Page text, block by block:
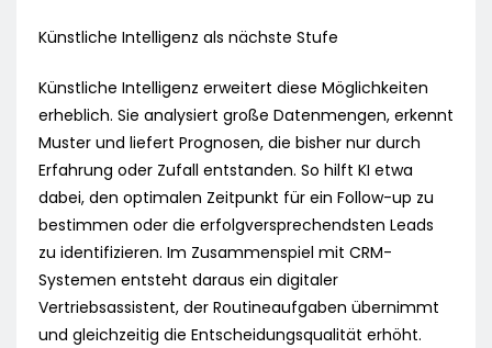
Künstliche Intelligenz als nächste Stufe
Künstliche Intelligenz erweitert diese Möglichkeiten
erheblich. Sie analysiert große Datenmengen, erkennt
Muster und liefert Prognosen, die bisher nur durch
Erfahrung oder Zufall entstanden. So hilft KI etwa
dabei, den optimalen Zeitpunkt für ein Follow-up zu
bestimmen oder die erfolgversprechendsten Leads
zu identifizieren. Im Zusammenspiel mit CRM-
Systemen entsteht daraus ein digitaler
Vertriebsassistent, der Routineaufgaben übernimmt
und gleichzeitig die Entscheidungsqualität erhöht.